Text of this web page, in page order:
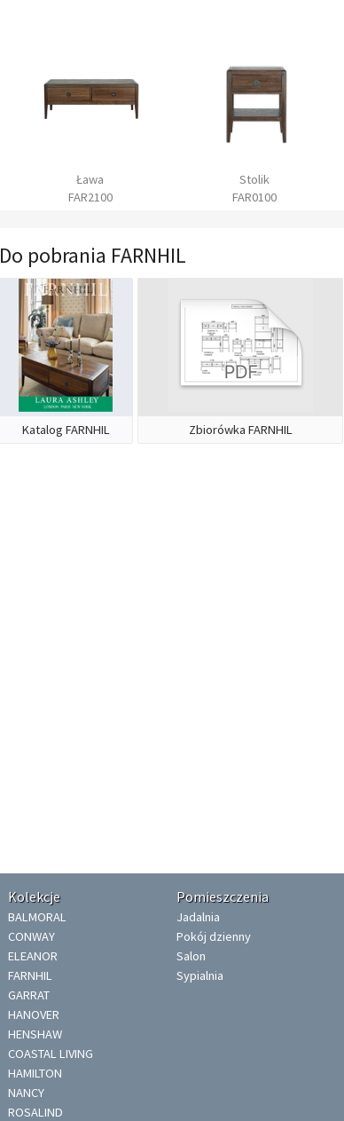
Ława
FAR2100
Stolik
FAR0100
Do pobrania FARNHIL
Katalog FARNHIL Zbiorówka FARNHIL
Kolekcje
BALMORAL
CONWAY
ELEANOR
FARNHIL
GARRAT
HANOVER
HENSHAW
COASTAL LIVING
HAMILTON
NANCY
ROSALIND
Pomieszczenia
Jadalnia
Pokój dzienny
Salon
Sypialnia